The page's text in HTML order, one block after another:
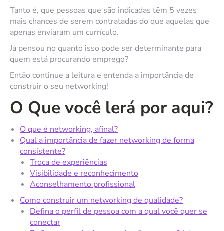
Tanto é, que pessoas que são indicadas têm 5 vezes
mais chances de serem contratadas do que aquelas que
apenas enviaram um currículo.
Já pensou no quanto isso pode ser determinante para
quem está procurando emprego?
Então continue a leitura e entenda a importância de
construir o seu networking!
O Que você lerá por aqui?
O que é networking, afinal?
Qual a importância de fazer networking de forma
consistente?
Troca de experiências
Visibilidade e reconhecimento
Aconselhamento profissional
Como construir um networking de qualidade?
Defina o perfil de pessoa com a qual você quer se
conectar